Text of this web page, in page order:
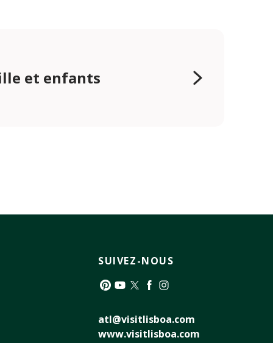
et enfants
SUIVEZ-NOUS
atl@visitlisboa.com
www.visitlisboa.com